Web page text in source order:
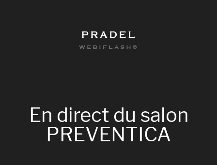
PRADEL
WEBIFLASH®
En direct du salon
PREVENTICA